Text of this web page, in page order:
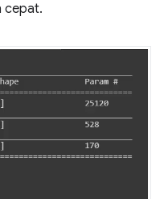
cepat.